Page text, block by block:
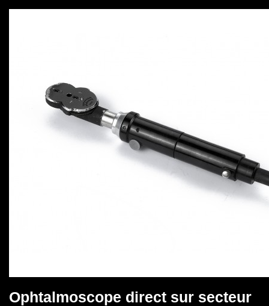
Ophtalmoscope direct sur secteur